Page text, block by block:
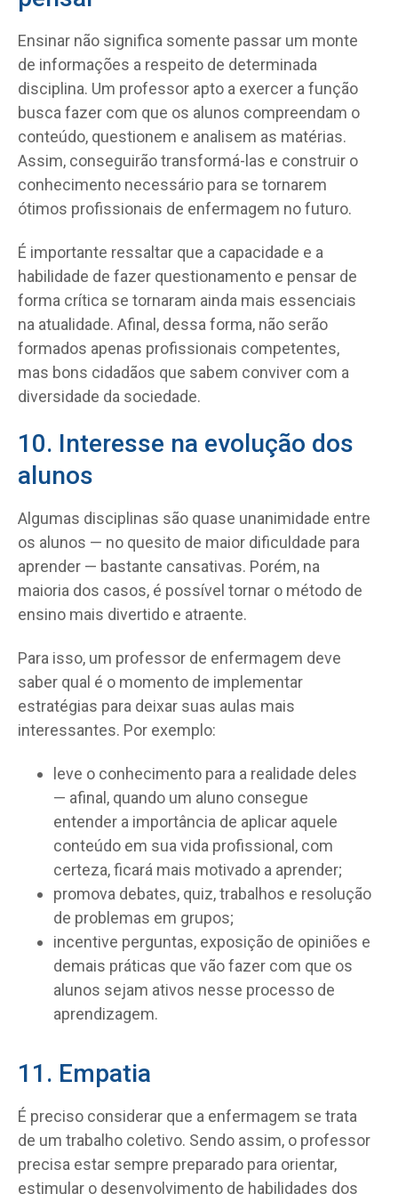
Ensinar não significa somente passar um monte
de informações a respeito de determinada
disciplina. Um professor apto a exercer a função
busca fazer com que os alunos compreendam o
conteúdo, questionem e analisem as matérias.
Assim, conseguirão transformá-las e construir o
conhecimento necessário para se tornarem
ótimos profissionais de enfermagem no futuro.
É importante ressaltar que a capacidade e a
habilidade de fazer questionamento e pensar de
forma crítica se tornaram ainda mais essenciais
na atualidade. Afinal, dessa forma, não serão
formados apenas profissionais competentes,
mas bons cidadãos que sabem conviver com a
diversidade da sociedade.
10. Interesse na evolução dos
alunos
Algumas disciplinas são quase unanimidade entre
os alunos — no quesito de maior dificuldade para
aprender — bastante cansativas. Porém, na
maioria dos casos, é possível tornar o método de
ensino mais divertido e atraente.
Para isso, um professor de enfermagem deve
saber qual é o momento de implementar
estratégias para deixar suas aulas mais
interessantes. Por exemplo:
leve o conhecimento para a realidade deles
— afinal, quando um aluno consegue
entender a importância de aplicar aquele
conteúdo em sua vida profissional, com
certeza, ficará mais motivado a aprender;
promova debates, quiz, trabalhos e resolução
de problemas em grupos;
incentive perguntas, exposição de opiniões e
demais práticas que vão fazer com que os
alunos sejam ativos nesse processo de
aprendizagem.
11. Empatia
É preciso considerar que a enfermagem se trata
de um trabalho coletivo. Sendo assim, o professor
precisa estar sempre preparado para orientar,
estimular o desenvolvimento de habilidades dos